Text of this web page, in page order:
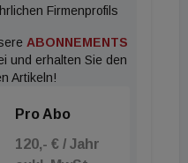
Firmenprofils
ABONNEMENTS
und erhalten Sie den
Artikeln!
Pro Abo
120,- € / Jahr